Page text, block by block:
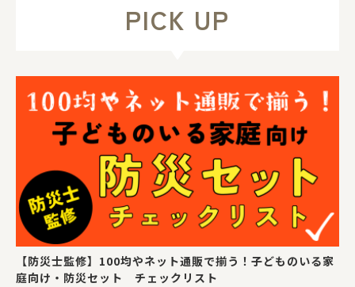
PICK UP
【防災士監修】100均やネット通販で揃う！子どものいる家
庭向け・防災セット チェックリスト